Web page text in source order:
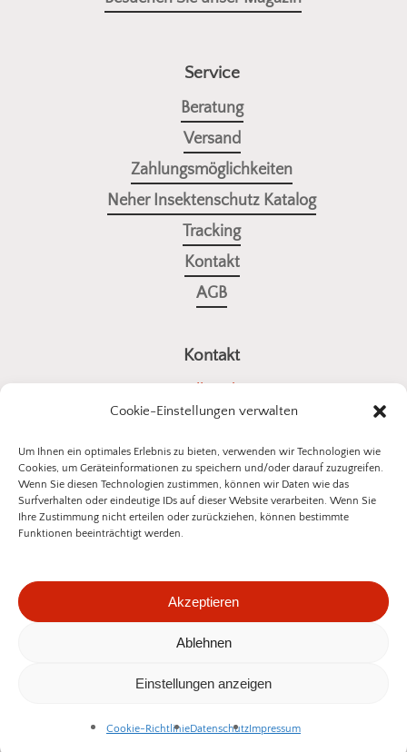
Cookie-Einstellungen verwalten
Um Ihnen ein optimales Erlebnis zu bieten, verwenden wir Technologien wie
Cookies, um Geräteinformationen zu speichern und/oder darauf zuzugreifen.
Wenn Sie diesen Technologien zustimmen, können wir Daten wie das
Surfverhalten oder eindeutige IDs auf dieser Website verarbeiten. Wenn Sie
Ihre Zustimmung nicht erteilen oder zurückziehen, können bestimmte
Funktionen beeinträchtigt werden.
Akzeptieren
Ablehnen
Einstellungen anzeigen
Cookie-RichtlinieDatenschutzImpressum
Zwischensumme:
Service
Beratung
Versand
Zahlungsmöglichkeiten
Neher Insektenschutz Katalog
Tracking
Kontakt
AGB
Kontakt
Stuttgarter Straße 10
73614 Schorndorf
E-Mail:kontakt@insektenschutz-bestellen.de
Datenschutzerklärung
Impressum